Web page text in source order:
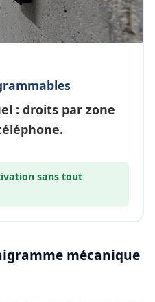
: droits par zone
sans tout
mécanique